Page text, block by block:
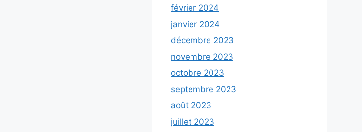
février 2024
janvier 2024
décembre 2023
novembre 2023
octobre 2023
septembre 2023
août 2023
juillet 2023